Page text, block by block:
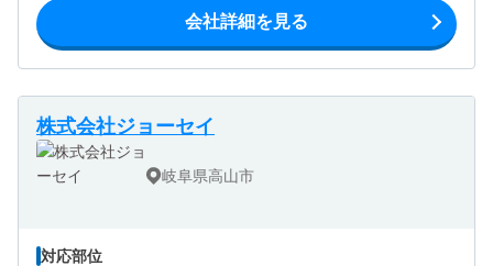
会社詳細を見る
株式会社ジョーセイ
岐阜県高山市
対応部位